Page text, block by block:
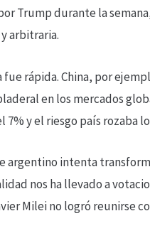
Trump durante la
arbitraria.
fue rápida. China, por
en los mercados
7% y el riesgo país rozaba
argentino intenta
nos ha llevado a
Milei no logró reunirse